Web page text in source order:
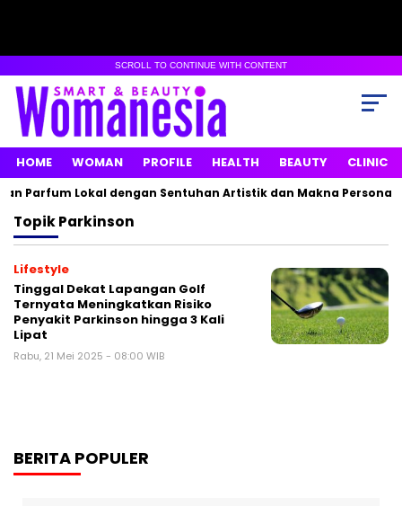
SCROLL TO CONTINUE WITH CONTENT
HOME WOMAN PROFILE HEALTH BEAUTY CLINIC
Parfum Lokal dengan Sentuhan Artistik dan Makna Personal
TopikParkinson
Lifestyle
Tinggal Dekat Lapangan Golf
Ternyata Meningkatkan Risiko
Penyakit Parkinson hingga 3 Kali
Lipat
Rabu, 21 Mei 2025 - 08:00 WIB
BERITA POPULER